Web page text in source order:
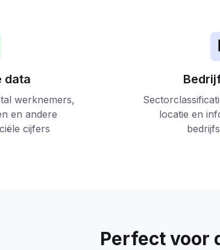
data
werknemers,
en andere
cijfers
locatie en
Perfect voor